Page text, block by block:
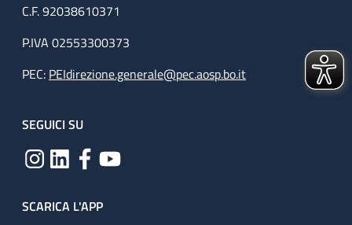
C.F. 92038610371
P.IVA 02553300373
PEC: PEIdirezione.generale@pec.aosp.bo.it
SEGUICI SU
SCARICA L'APP